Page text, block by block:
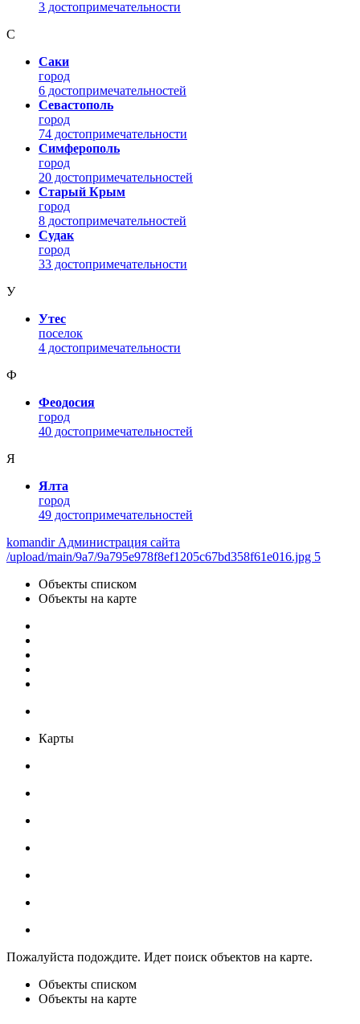
3 достопримечательности
С
Саки
город
6 достопримечательностей
Севастополь
город
74 достопримечательности
Симферополь
город
20 достопримечательностей
Старый Крым
город
8 достопримечательностей
Судак
город
33 достопримечательности
У
Утес
поселок
4 достопримечательности
Ф
Феодосия
город
40 достопримечательностей
Я
Ялта
город
49 достопримечательностей
komandir Администрация сайта
/upload/main/9a7/9a795e978f8ef1205c67bd358f61e016.jpg 5
Объекты списком
Объекты на карте
Карты
Пожалуйста подождите. Идет поиск объектов на карте.
Объекты списком
Объекты на карте